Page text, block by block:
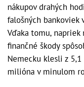
nákupov drahých
falošných bankoviek
Vďaka tomu,
finančné škody
Nemecku klesli z
milióna v minulom